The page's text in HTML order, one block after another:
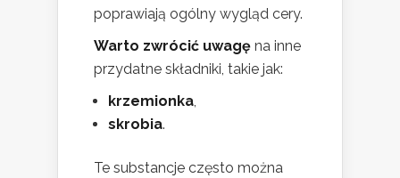
poprawiają ogólny wygląd cery.
Warto zwrócić uwagę na inne
przydatne składniki, takie jak:
krzemionka,
skrobia.
Te substancje często można